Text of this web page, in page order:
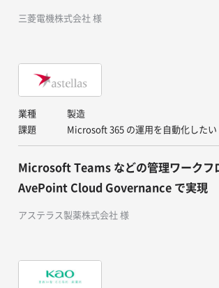
維持しつつ管理強化を実現
三菱電機株式会社 様
業種
製造
課題
Microsoft 365 の運用を自動化したい
Microsoft Teams などの管理ワークフ
AvePoint Cloud Governance で実現
アステラス製薬株式会社 様